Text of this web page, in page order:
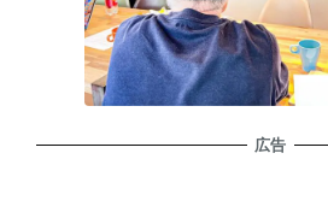
広告